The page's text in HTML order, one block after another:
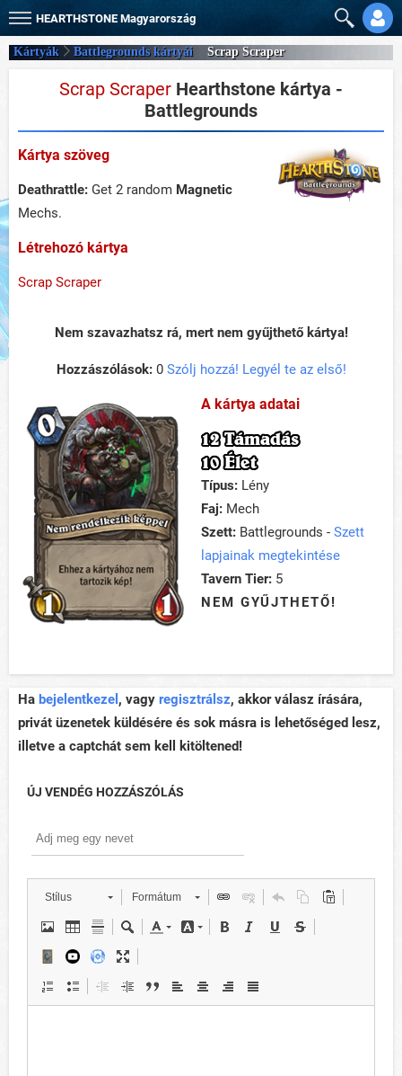
HEARTHSTONE Magyarország
Kártyák Battlegrounds kártyái Scrap Scraper
Scrap Scraper Hearthstone kártya -
Battlegrounds
Kártya szöveg
Deathrattle: Get 2 random Magnetic
Mechs.
Létrehozó kártya
Scrap Scraper
Nem szavazhatsz rá, mert nem gyűjthető kártya!
Hozzászólások:0 Szólj hozzá! Legyél te az első!
A kártya adatai
12 Támadás
10 Élet
Típus: Lény
Faj: Mech
Szett: Battlegrounds - Szett
lapjainak megtekintése
Tavern Tier: 5
NEM GYŰJTHETŐ!
Ha bejelentkezel , vagy regisztrálsz, akkor válasz írására,
privát üzenetek küldésére és sok másra is lehetőséged lesz,
illetve a captchát sem kell kitöltened!
ÚJ VENDÉG HOZZÁSZÓLÁS
Stílus Formátum